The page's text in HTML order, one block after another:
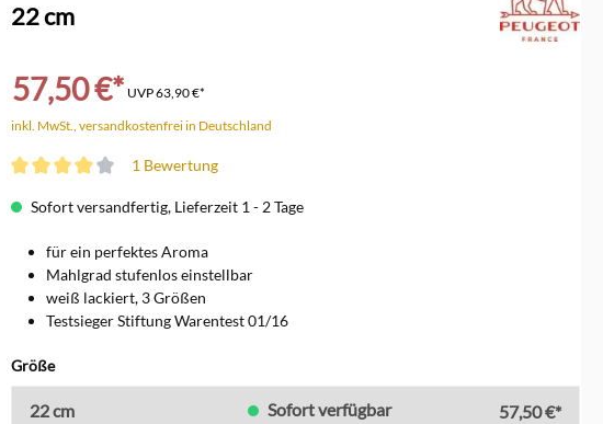
22 cm
57,50 €* UVP63,90 €*
inkl. MwSt., versandkostenfrei in Deutschland
1 Bewertung
Sofort versandfertig, Lieferzeit 1 - 2 Tage
für ein perfektes Aroma
Mahlgrad stufenlos einstellbar
weiß lackiert, 3 Größen
Testsieger Stiftung Warentest 01/16
Größeauswählen
22 cm Sofort verfügbar 57,50 €*